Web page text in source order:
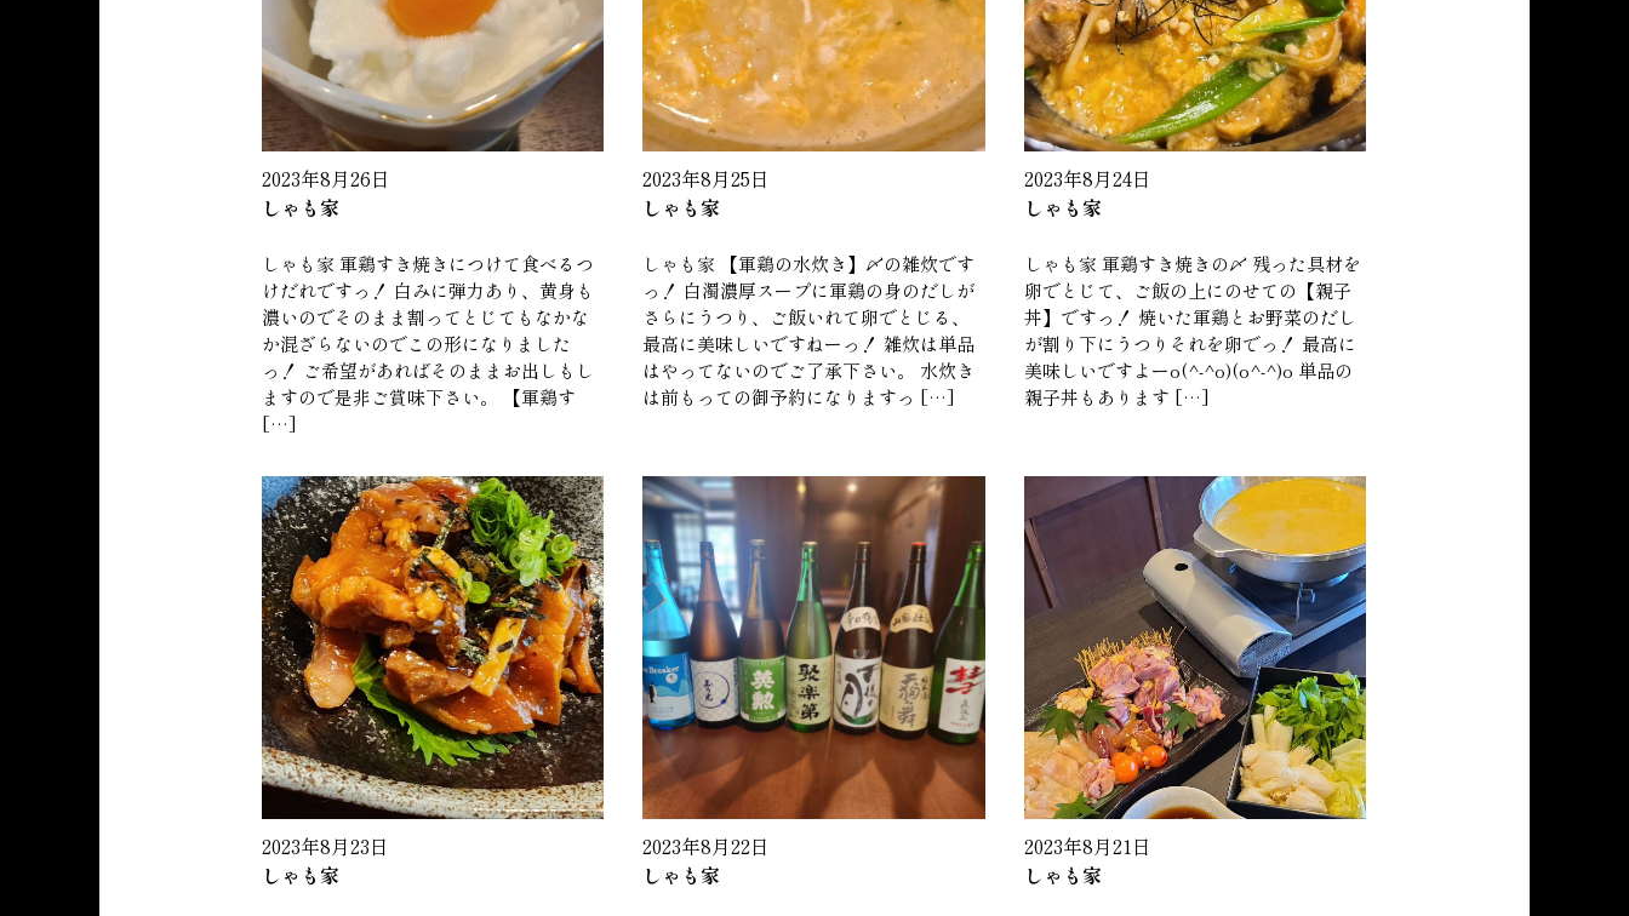
2023年8月26日
しゃも家
しゃも家 軍鶏すき焼きにつけて食べるつ
けだれですっ！ 白みに弾力あり、黄身も
濃いのでそのまま割ってとじてもなかな
か混ざらないのでこの形になりました
っ！ ご希望があればそのままお出しもし
ますので是非ご賞味下さい。 【軍鶏す
[…]
2023年8月25日
しゃも家
しゃも家 【軍鶏の水炊き】〆の雑炊です
っ！ 白濁濃厚スープに軍鶏の身のだしが
さらにうつり、ご飯いれて卵でとじる、
最高に美味しいですねーっ！ 雑炊は単品
はやってないのでご了承下さい。 水炊き
は前もっての御予約になりますっ […]
2023年8月24日
しゃも家
しゃも家 軍鶏すき焼きの〆 残った具材を
卵でとじて、ご飯の上にのせての【親子
丼】ですっ！ 焼いた軍鶏とお野菜のだし
が割り下にうつりそれを卵でっ！ 最高に
美味しいですよーo(^-^o)(o^-^)o 単品の
親子丼もあります […]
2023年8月23日
しゃも家
2023年8月22日
しゃも家
2023年8月21日
しゃも家